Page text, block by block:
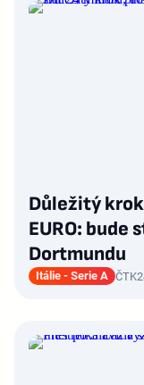
Důležitý
EURO: bude
Dortmundu
Itálie - Serie A ČTK